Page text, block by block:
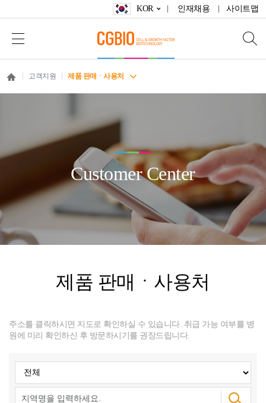
KOR 인재채용 사이트맵
고객지원 제품 판매ㆍ사용처
Customer Center
제품 판매ㆍ사용처
주소를 클릭하시면 지도로 확인하실 수 있습니다. 취급 가능 여부를 병
원에 미리 확인하신 후 방문하시기를 권장드립니다.